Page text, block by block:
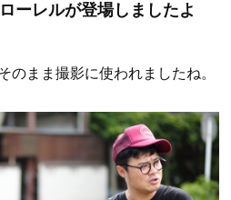
ーレルが登場しましたよ
のまま撮影に使われましたね。